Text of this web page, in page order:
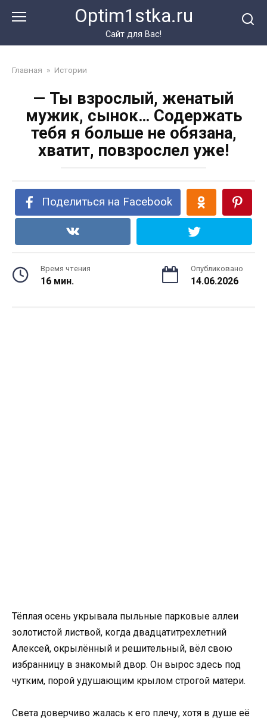
Optim1stka.ru
Сайт для Вас!
Главная » Истории
— Ты взрослый, женатый
мужик, сынок… Содержать
тебя я больше не обязана,
хватит, повзрослел уже!
Поделиться на Facebook
Время чтения
16 мин.
Опубликовано
14.06.2026
Тёплая осень укрывала пыльные парковые аллеи
золотистой листвой, когда двадцатитрехлетний
Алексей, окрылённый и решительный, вёл свою
избранницу в знакомый двор. Он вырос здесь под
чутким, порой удушающим крылом строгой матери.
Света доверчиво жалась к его плечу, хотя в душе её